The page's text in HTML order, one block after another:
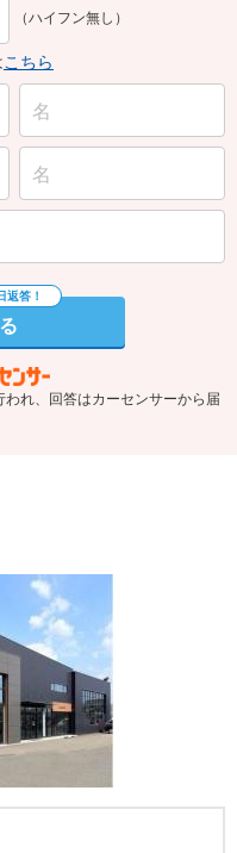
（ハイフン無し）
こちら
れ、回答はカーセンサーから届